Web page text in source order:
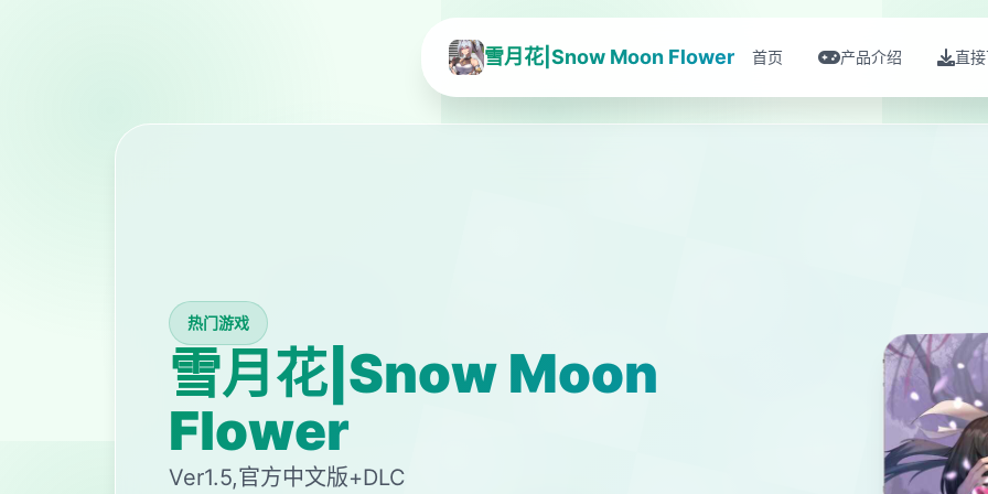
雪月花|Snow Moon Flower 首页 产品介绍 直
热门游戏
雪月花|Snow Moon
Flower
Ver1.5,官方中文版+DLC